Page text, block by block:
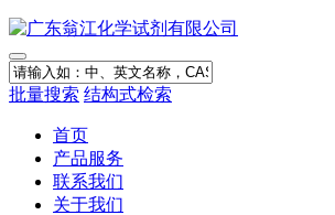
批量搜索 结构式检索
首页
产品服务
联系我们
关于我们